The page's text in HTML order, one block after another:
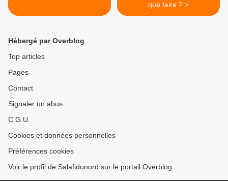
que faire ? >
Hébergé par Overblog
Top articles
Pages
Contact
Signaler un abus
C.G.U.
Cookies et données personnelles
Préférences cookies
Voir le profil de Salafidunord sur le portail Overblog